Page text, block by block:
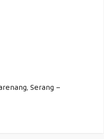
Serang –